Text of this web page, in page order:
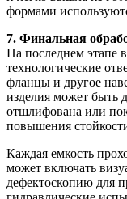
формами
7. Финальная
На последнем этапе
технологические
фланцы и другое
изделия может быть
отшлифована или
повышения
Каждая емкость
может включать
дефектоскопию для